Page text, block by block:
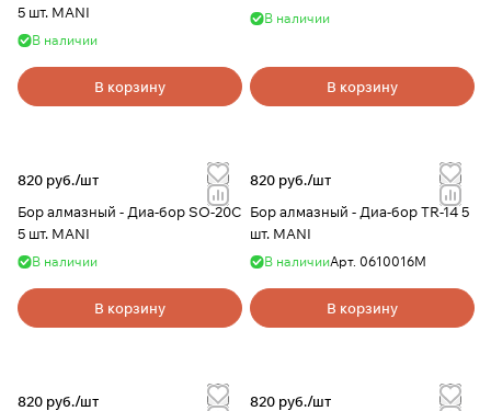
5 шт. MANI
В наличии
В корзину
В наличии
В корзину
820 руб./шт
Бор алмазный - Диа-бор SО-20С
5 шт. MANI
В наличии
В корзину
820 руб./шт
Бор алмазный - Диа-бор TR-14 5
шт. MANI
В наличииАрт. 0610016М
В корзину
820 руб./шт
820 руб./шт